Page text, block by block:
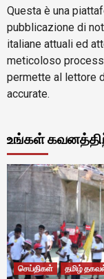
Questa è una
pubblicazione di
italiane attuali ed
meticoloso
permette al lettore
accurate.
உங்கள்
செய்திகள்
தமிழ்